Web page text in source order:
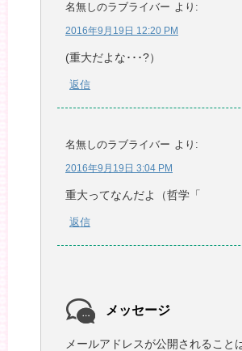
名無しのラブライバー より:
2016年9月19日 12:20 PM
(重大だよな･･･?）
返信
名無しのラブライバー より:
2016年9月19日 3:04 PM
重大ってなんだよ（哲学「
返信
メッセージ
メールアドレスが公開されること